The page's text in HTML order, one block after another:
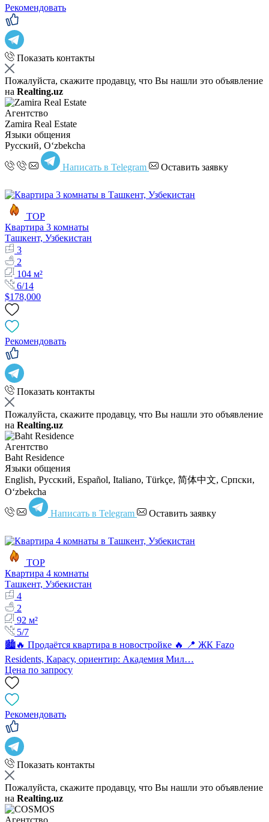
Рекомендовать
Показать контакты
Пожалуйста, скажите продавцу, что Вы нашли это объявление
на Realting.uz
Агентство
Zamira Real Estate
Языки общения
Русский, Oʻzbekcha
Написать в Telegram Оставить заявку
TOP
Квартира 3 комнаты
Ташкент, Узбекистан
3
2
104 м²
6/14
$178,000
Рекомендовать
Показать контакты
Пожалуйста, скажите продавцу, что Вы нашли это объявление
на Realting.uz
Агентство
Baht Residence
Языки общения
English, Русский, Español, Italiano, Türkçe, 简体中文, Српски,
Oʻzbekcha
Написать в Telegram Оставить заявку
TOP
Квартира 4 комнаты
Ташкент, Узбекистан
4
2
92 м²
5/7
🏙🔥 Продаётся квартира в новостройке 🔥 📍 ЖК Fazo
Residents, Карасу, ориентир: Академия Мил…
Цена по запросу
Рекомендовать
Показать контакты
Пожалуйста, скажите продавцу, что Вы нашли это объявление
на Realting.uz
Агентство